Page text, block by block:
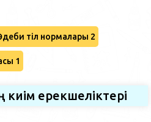
тіл нормалары 2
1
киім ерекшеліктері